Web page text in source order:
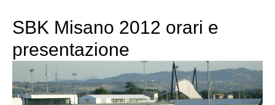
SBK Misano 2012 orari e
presentazione